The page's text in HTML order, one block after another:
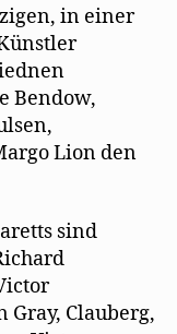
in einer
Bendow,
Lion den
sind
Clauberg,